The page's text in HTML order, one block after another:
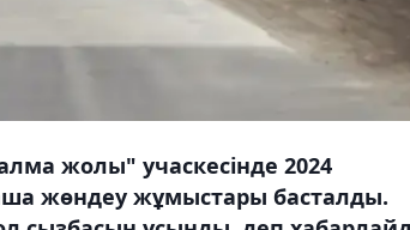
жолы" учаскесінде 2024
жөндеу жұмыстары басталды.